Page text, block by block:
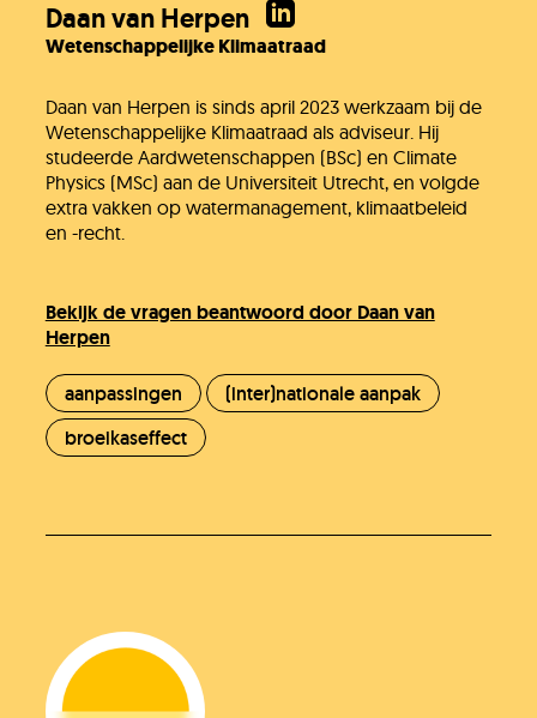
Daan van Herpen
Wetenschappelijke Klimaatraad
Daan van Herpen is sinds april 2023 werkzaam bij de
Wetenschappelijke Klimaatraad als adviseur. Hij
studeerde Aardwetenschappen (BSc) en Climate
Physics (MSc) aan de Universiteit Utrecht, en volgde
extra vakken op watermanagement, klimaatbeleid
en -recht.
Bekijk de vragen beantwoord door Daan van
Herpen
aanpassingen
(inter)nationale aanpak
broeikaseffect